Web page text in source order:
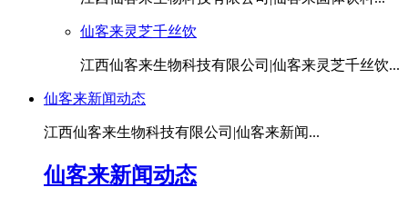
仙客来灵芝千丝饮
江西仙客来生物科技有限公司|仙客来灵芝千丝饮...
仙客来新闻动态
江西仙客来生物科技有限公司|仙客来新闻...
仙客来新闻动态